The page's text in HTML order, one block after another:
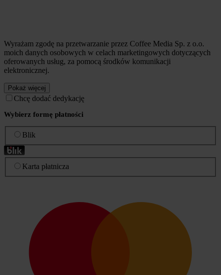
Wyrażam zgodę na przetwarzanie przez Coffee Media Sp. z o.o.
moich danych osobowych w celach marketingowych dotyczących
oferowanych usług, za pomocą środków komunikacji
elektronicznej.
Pokaż więcej
Chcę dodać dedykację
Wybierz formę płatności
Blik
Karta płatnicza